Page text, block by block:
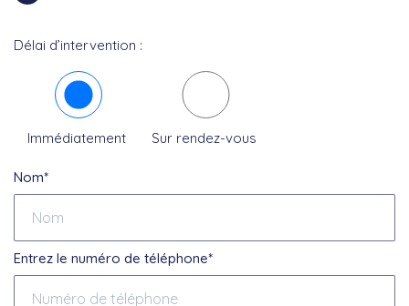
Délai d’intervention :
Immédiatement Sur rendez-vous
Nom*
Entrez le numéro de téléphone*